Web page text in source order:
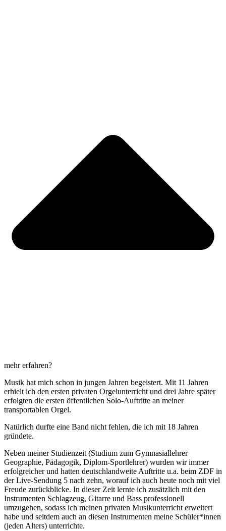
mehr erfahren?
Musik hat mich schon in jungen Jahren begeistert. Mit 11 Jahren
erhielt ich den ersten privaten Orgelunterricht und drei Jahre später
erfolgten die ersten öffentlichen Solo-Auftritte an meiner
transportablen Orgel.
Natürlich durfte eine Band nicht fehlen, die ich mit 18 Jahren
gründete.
Neben meiner Studienzeit (Studium zum Gymnasiallehrer
Geographie, Pädagogik, Diplom-Sportlehrer) wurden wir immer
erfolgreicher und hatten deutschlandweite Auftritte u.a. beim ZDF in
der Live-Sendung 5 nach zehn, worauf ich auch heute noch mit viel
Freude zurückblicke. In dieser Zeit lernte ich zusätzlich mit den
Instrumenten Schlagzeug, Gitarre und Bass professionell
umzugehen, sodass ich meinen privaten Musikunterricht erweitert
habe und seitdem auch an diesen Instrumenten meine Schüler*innen
(jeden Alters) unterrichte.